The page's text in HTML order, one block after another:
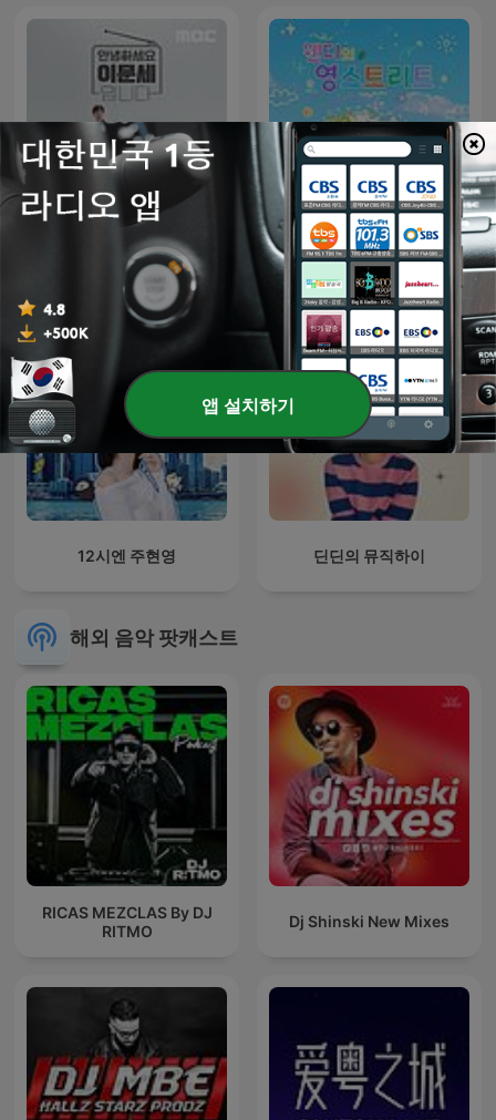
안녕하세요 이문세입니다 웬디의 영스트리트
12시엔 주현영 딘딘의 뮤직하이
해외 음악 팟캐스트
RICAS MEZCLAS By DJ
RITMO
Dj Shinski New Mixes
앱 설치하기